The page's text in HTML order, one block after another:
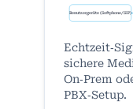
Benutzergeräte (Softphone/SIP)
sichere
On‑Prem
PBX‑Setup.